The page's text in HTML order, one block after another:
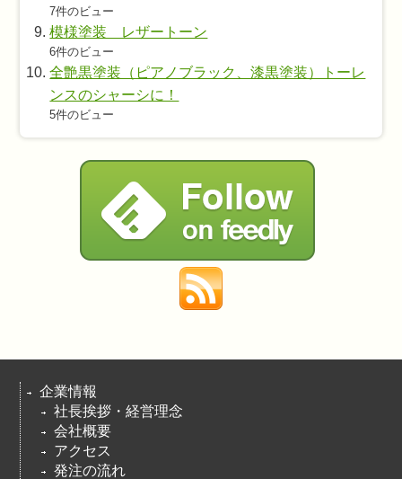
7件のビュー
模様塗装 レザートーン
6件のビュー
全艶黒塗装（ピアノブラック、漆黒塗装）トーレ
ンスのシャーシに！
5件のビュー
企業情報
社長挨拶・経営理念
会社概要
アクセス
発注の流れ